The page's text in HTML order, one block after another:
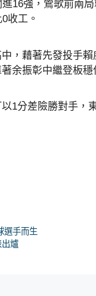
16強，鶯歌前兩
收工。
，藉著先發投手
余振彰中繼登板穩
1分差險勝對手，
選手而生
出爐